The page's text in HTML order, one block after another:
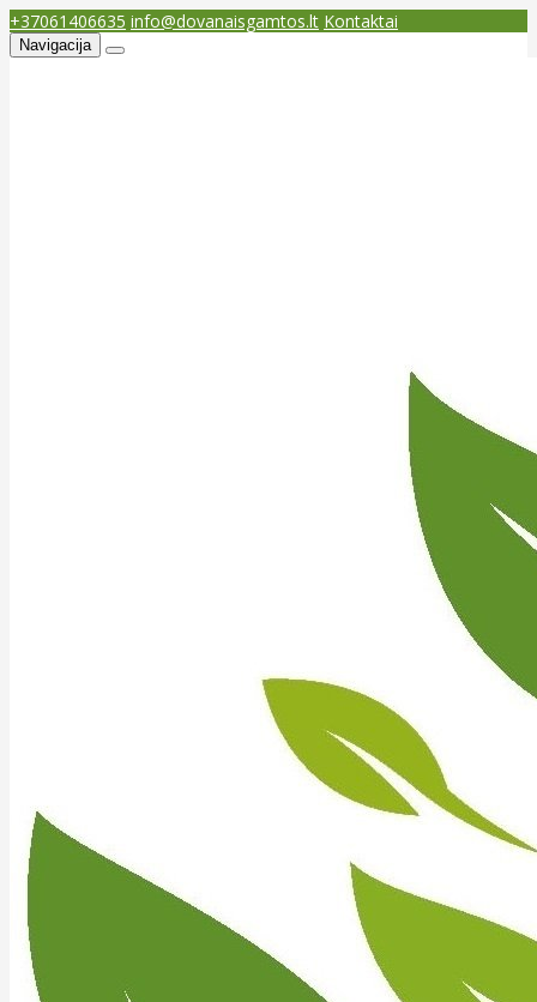
+37061406635 info@dovanaisgamtos.lt Kontaktai
Navigacija